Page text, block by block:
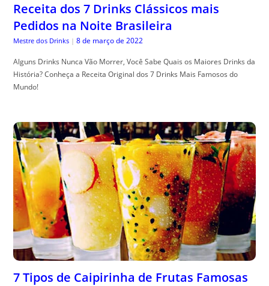
Receita dos 7 Drinks Clássicos mais
Pedidos na Noite Brasileira
Mestre dos Drinks | 8 de março de 2022
Alguns Drinks Nunca Vão Morrer, Você Sabe Quais os Maiores Drinks da
História? Conheça a Receita Original dos 7 Drinks Mais Famosos do
Mundo!
7 Tipos de Caipirinha de Frutas Famosas